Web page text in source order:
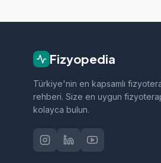
Fizyopedia
Türkiye'nin en kapsamlı
rehberi. Size en uygun
kolayca bulun.